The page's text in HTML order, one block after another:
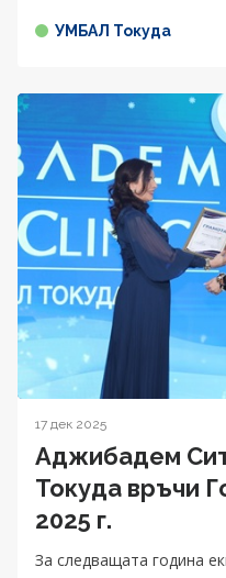
УМБАЛ Токуда
17 дек 2025
Аджибадем
Токуда връчи
2025 г.
За следващата година